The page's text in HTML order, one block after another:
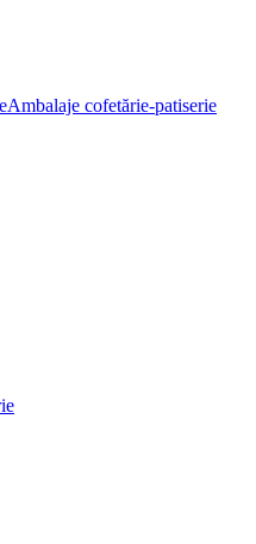
Ambalaje cofetărie-patiserie